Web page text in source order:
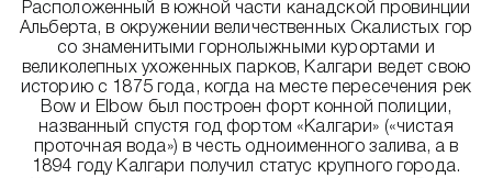
Расположенный в южной части канадской провинции
Альберта, в окружении величественных Скалистых гор
со знаменитыми горнолыжными курортами и
великолепных ухоженных парков, Калгари ведет свою
историю с 1875 года, когда на месте пересечения рек
Bow и Elbow был построен форт конной полиции,
названный спустя год фортом «Калгари» («чистая
проточная вода») в честь одноименного залива, а в
1894 году Калгари получил статус крупного города.